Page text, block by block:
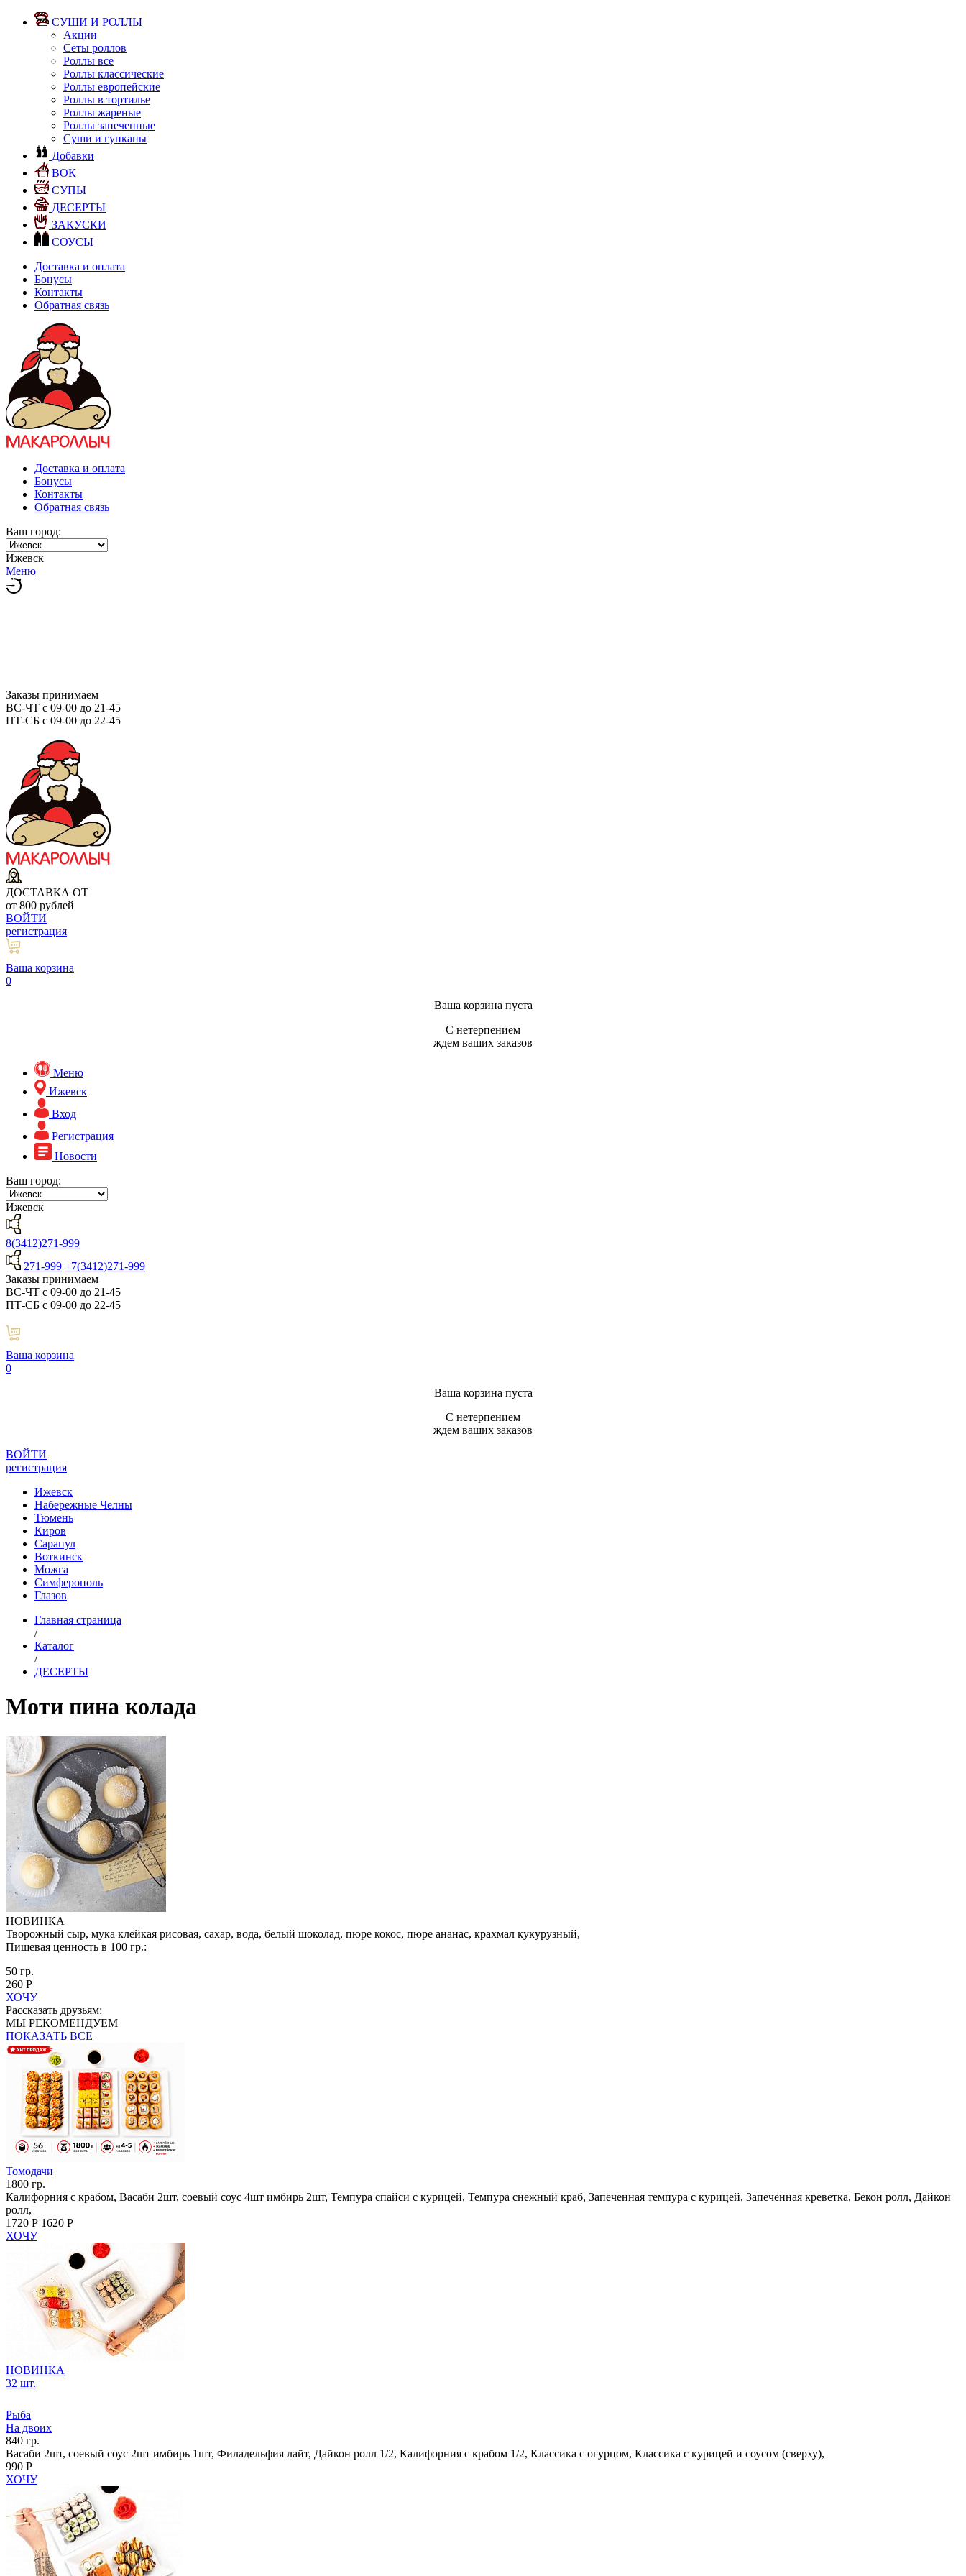
СУШИ И РОЛЛЫ
Акции
Сеты роллов
Роллы все
Роллы классические
Роллы европейские
Роллы в тортилье
Роллы жареные
Роллы запеченные
Суши и гунканы
Добавки
ВОК
СУПЫ
ДЕСЕРТЫ
ЗАКУСКИ
СОУСЫ
Доставка и оплата
Бонусы
Контакты
Обратная связь
Доставка и оплата
Бонусы
Контакты
Обратная связь
Ваш город:
Ижевск
Меню
Заказы принимаем
ВС-ЧТ с 09-00 до 21-45
ПТ-СБ с 09-00 до 22-45
ДОСТАВКА ОТ
от 800 рублей
ВОЙТИ
регистрация
Ваша корзина
0
Ваша корзина пуста
С нетерпением
ждем ваших заказов
Меню
Ижевск
Вход
Регистрация
Новости
Ваш город:
Ижевск
8(3412)271-999
271-999 +7(3412)271-999
Заказы принимаем
ВС-ЧТ с 09-00 до 21-45
ПТ-СБ с 09-00 до 22-45
Ваша корзина
0
Ваша корзина пуста
С нетерпением
ждем ваших заказов
ВОЙТИ
регистрация
Ижевск
Набережные Челны
Тюмень
Киров
Сарапул
Воткинск
Можга
Симферополь
Глазов
Главная страница
/
Каталог
/
ДЕСЕРТЫ
Моти пина колада
НОВИНКА
Творожный сыр, мука клейкая рисовая, сахар, вода, белый шоколад, пюре кокос, пюре ананас, крахмал кукурузный,
Пищевая ценность в 100 гр.:
50 гр.
260 Р
ХОЧУ
Рассказать друзьям:
МЫ РЕКОМЕНДУЕМ
ПОКАЗАТЬ ВСЕ
Томодачи
1800 гр.
Калифорния с крабом, Васаби 2шт, соевый соус 4шт имбирь 2шт, Темпура спайси с курицей, Темпура снежный краб, Запеченная темпура с курицей, Запеченная креветка, Бекон ролл, Дайкон
ролл,
1720 Р 1620 Р
ХОЧУ
НОВИНКА
32 шт.
Рыба
На двоих
840 гр.
Васаби 2шт, соевый соус 2шт имбирь 1шт, Филадельфия лайт, Дайкон ролл 1/2, Калифорния с крабом 1/2, Классика с огурцом, Классика с курицей и соусом (сверху),
990 Р
ХОЧУ